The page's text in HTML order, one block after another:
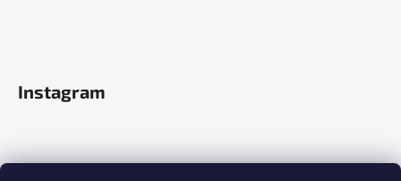
Instagram